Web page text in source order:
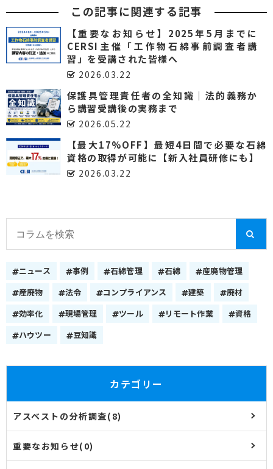
この記事に関連する記事
【重要なお知らせ】2025年5月までに
CERSI主催「工作物石綿事前調査者講
習」を受講された皆様へ
2026.03.22
保護具管理責任者の全知識｜法的義務か
ら講習受講後の実務まで
2026.05.22
【最大17%OFF】最短4日間で必要な石綿
資格の取得が可能に【新入社員研修にも】
2026.03.22
ニュース 事例 石綿管理 石綿
産廃物管理
産廃物
法令 コンプライアンス 建築
廃材
効率化
現場管理 ツール リモート作業
資格
ハウツー
豆知識
カテゴリー
アスベストの分析調査(8)
重要なお知らせ(0)